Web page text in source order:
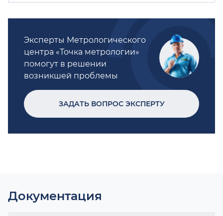
Эксперты Метрологического
центра «Точка метрологии»
помогут в решении
возникшей проблемы
ЗАДАТЬ ВОПРОС ЭКСПЕРТУ
Документация